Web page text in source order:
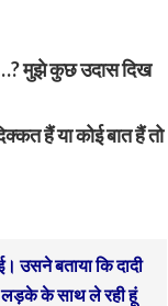
मुझे कुछ उदास दिख
हैं या कोई बात हैं तो
उसने बताया कि दादी
लड़के के साथ ले रही हूं